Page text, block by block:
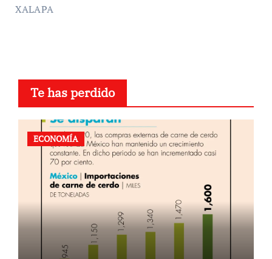
XALAPA
Te has perdido
ECONOMÍA